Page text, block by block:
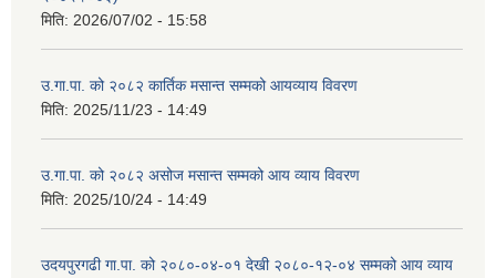
मिति: 2026/07/02 - 15:58
उ.गा.पा. को २०८२ कार्तिक मसान्त सम्मको आयव्याय विवरण
मिति: 2025/11/23 - 14:49
उ.गा.पा. को २०८२ असोज मसान्त सम्मको आय व्याय विवरण
मिति: 2025/10/24 - 14:49
उदयपुरगढी गा.पा. को २०८०-०४-०१ देखी २०८०-१२-०४ सम्मको आय व्याय